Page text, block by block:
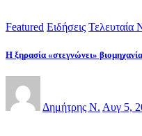
Featured Ειδήσεις Τελευταία
Η ξηρασία «στεγνώνει»
Δημήτρης Ν. Αυγ 5,